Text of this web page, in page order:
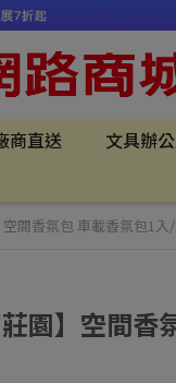
商直送 文具辦
空間香氛包 車載香氛包1
莊園】空間